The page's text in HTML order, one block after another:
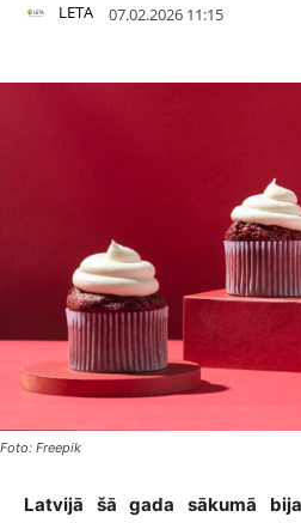
LETA 07.02.2026 11:15
Foto: Freepik
Latvijā šā gada sākumā